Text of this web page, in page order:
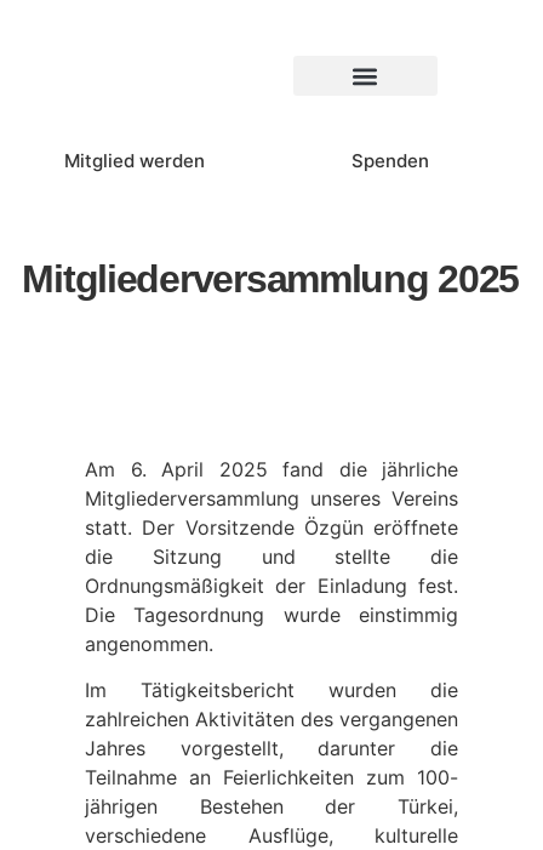
Mitglied werden Spenden
Mitgliederversammlung 2025
Am 6. April 2025 fand die jährliche
Mitgliederversammlung unseres Vereins
statt. Der Vorsitzende Özgün eröffnete
die Sitzung und stellte die
Ordnungsmäßigkeit der Einladung fest.
Die Tagesordnung wurde einstimmig
angenommen.
Im Tätigkeitsbericht wurden die
zahlreichen Aktivitäten des vergangenen
Jahres vorgestellt, darunter die
Teilnahme an Feierlichkeiten zum 100-
jährigen Bestehen der Türkei,
verschiedene Ausflüge, kulturelle